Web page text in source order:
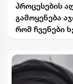
პროცესების
გამოყენება
რომ ჩვენები